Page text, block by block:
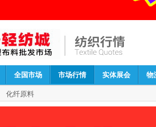
全国市场 市场行情 实体展会 物
化纤原料